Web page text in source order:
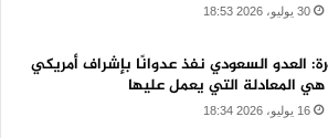
30 يوليو، 2026 18:53
العدو السعودي نفذ عدوانًا بإشراف أمريكي
هي المعادلة التي يعمل عليها
16 يوليو، 2026 18:34